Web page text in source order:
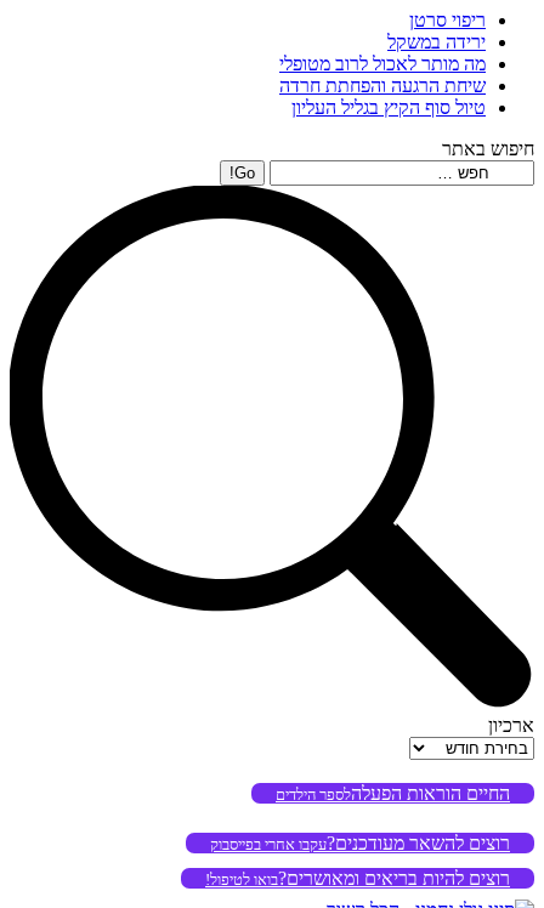
ריפוי סרטן
ירידה במשקל
מה מותר לאכול לרוב מטופלי
שיחת הרגעה והפחתת חרדה
טיול סוף הקיץ בגליל העליון
חיפוש באתר
Search:
ארכיון
ארכיון
החיים הוראות הפעלהלספר הילדים
רוצים להשאר מעודכנים?עקבו אחרי בפייסבוק
רוצים להיות בריאים ומאושרים?בואו לטיפול!